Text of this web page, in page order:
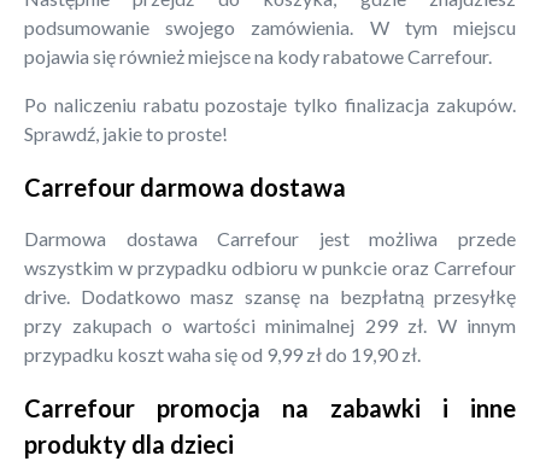
podsumowanie swojego zamówienia. W tym miejscu
pojawia się również miejsce na kody rabatowe Carrefour.
Po naliczeniu rabatu pozostaje tylko finalizacja zakupów.
Sprawdź, jakie to proste!
Carrefour darmowa dostawa
Darmowa dostawa Carrefour jest możliwa przede
wszystkim w przypadku odbioru w punkcie oraz Carrefour
drive. Dodatkowo masz szansę na bezpłatną przesyłkę
przy zakupach o wartości minimalnej 299 zł. W innym
przypadku koszt waha się od 9,99 zł do 19,90 zł.
Carrefour promocja na zabawki i inne
produkty dla dzieci